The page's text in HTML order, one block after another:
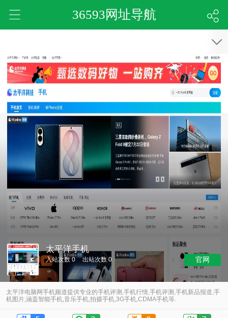
36593网址导航
太平洋手机
入站次数 0 出站次数 0 官网
太平洋电脑网手机频道提供专业的手机评测,手机行情,手机评测,手机新品报道,手
机图片,涵盖智能手机,音乐手机,拍摄手机,3G手机,CDMA手机等.